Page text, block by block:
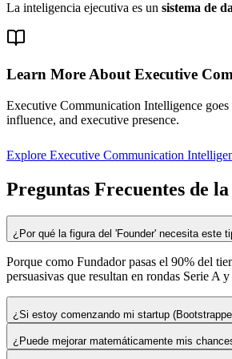
La inteligencia ejecutiva es un sistema de
Learn More About Executive
Executive Communication Intelligence
influence, and executive presence.
Explore Executive Communication
Preguntas Frecuentes de
¿Por qué la figura del 'Founder' necesita este
Porque como Fundador pasas el 90% del
persuasivas que resultan en rondas Serie A
¿Si estoy comenzando mi startup
¿Puede mejorar matemáticamente mis